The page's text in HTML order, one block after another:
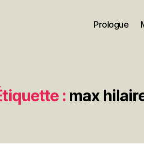
Prologue
: max